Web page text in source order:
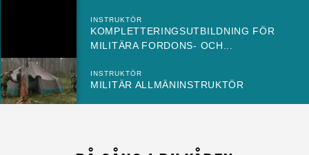
INSTRUKTÖR
KOMPLETTERINGSUTBILDNING FÖR
MILITÄRA FORDONS- OCH...
INSTRUKTÖR
MILITÄR ALLMÄNINSTRUKTÖR